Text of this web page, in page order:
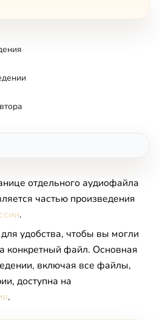
отдельного аудиофайла
частью произведения
.
удобства, чтобы вы могли
конкретный файл. Основная
включая все файлы,
доступна на
.